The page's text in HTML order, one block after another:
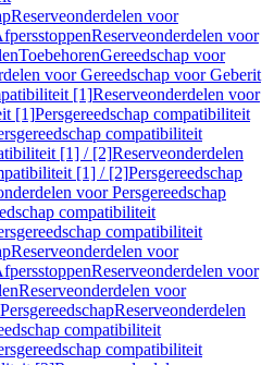
Reserveonderdelen voor
Reserveonderdelen voor
ToebehorenGereedschap voor
voor Gereedschap voor Geberit
[1]Reserveonderdelen voor
[1]Persgereedschap compatibiliteit
compatibiliteit
[1] / [2]Reserveonderdelen
[1] / [2]Persgereedschap
voor Persgereedschap
compatibiliteit
compatibiliteit
Reserveonderdelen voor
Reserveonderdelen voor
Reserveonderdelen voor
PersgereedschapReserveonderdelen
compatibiliteit
compatibiliteit